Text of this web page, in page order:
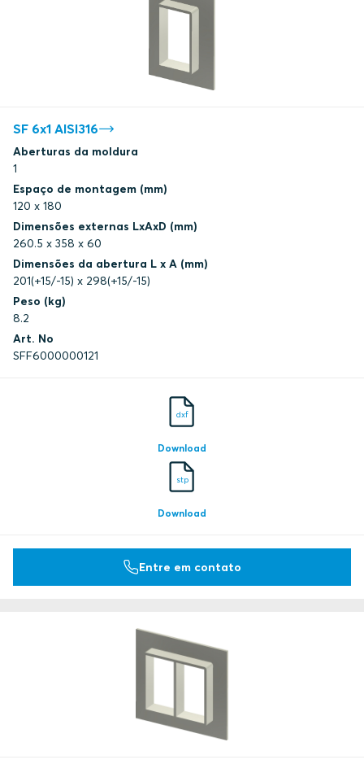
Underwriters Laboratories Inc.
Underwriters Laboratories Inc.
Underwriters Laboratories Inc.
Underwriters Laboratories Inc.
Underwriters Laboratories Inc.
Underwriters Laboratories Inc.
SF 6x1 AISI316
Aberturas da moldura
1
Espaço de montagem (mm)
120 x 180
Dimensões externas LxAxD (mm)
260.5 x 358 x 60
Dimensões da abertura L x A (mm)
201(+15/-15) x 298(+15/-15)
Peso (kg)
8.2
Art. No
SFF6000000121
dxf
Download
stp
Download
Entre em contato